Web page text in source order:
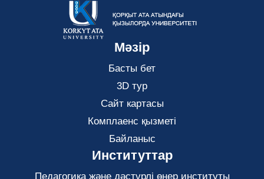
Мәзір
Басты бет
3D тур
Сайт картасы
Комплаенс қызметі
Байланыс
Институттар
Педагогика және дәстүрлі өнер институты